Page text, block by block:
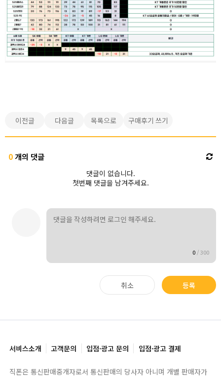
이전글 다음글 목록으로 구매후기 쓰기
0개의 댓글
댓글이 없습니다.
첫번째 댓글을 남겨주세요.
0/300
취소 등록
서비스소개 고객문의 입점·광고 문의 입점·광고 결제
직폰은 통신판매중개자로서 통신판매의 당사자 아니며 개별 판매자가